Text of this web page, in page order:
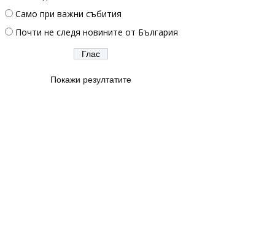
Само при важни събития
Почти не следя новините от България
Покажи резултатите